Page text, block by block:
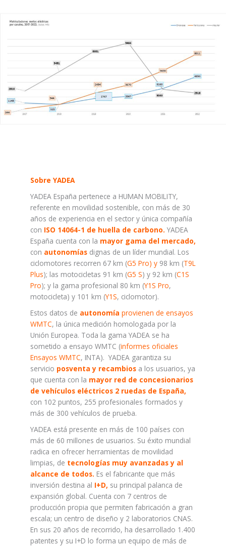
Sobre YADEA
YADEA España pertenece a HUMAN MOBILITY,
referente en movilidad sostenible, con más de 30
años de experiencia en el sector y única compañía
con ISO 14064-1 de huella de carbono. YADEA
España cuenta con la mayor gama del mercado,
con autonomías dignas de un líder mundial. Los
ciclomotores recorren 67 km (G5 Pro) y 98 km (T9L
Plus); las motocicletas 91 km (G5 S) y 92 km (C1S
Pro); y la gama profesional 80 km (Y1S Pro,
motocicleta) y 101 km (Y1S, ciclomotor).
Estos datos de autonomía provienen de ensayos
WMTC, la única medición homologada por la
Unión Europea. Toda la gama YADEA se ha
sometido a ensayo WMTC (informes oficiales
Ensayos WMTC, INTA). YADEA garantiza su
servicio posventa y recambios a los usuarios, ya
que cuenta con la mayor red de concesionarios
de vehículos eléctricos 2 ruedas de España,
con 102 puntos, 255 profesionales formados y
más de 300 vehículos de prueba.
YADEA está presente en más de 100 países con
más de 60 millones de usuarios. Su éxito mundial
radica en ofrecer herramientas de movilidad
limpias, de tecnologías muy avanzadas y al
alcance de todos. Es el fabricante que más
inversión destina al I+D, su principal palanca de
expansión global. Cuenta con 7 centros de
producción propia que permiten fabricación a gran
escala; un centro de diseño y 2 laboratorios CNAS.
En sus 20 años de recorrido, ha desarrollado 1.400
patentes y su I+D lo forma un equipo de más de